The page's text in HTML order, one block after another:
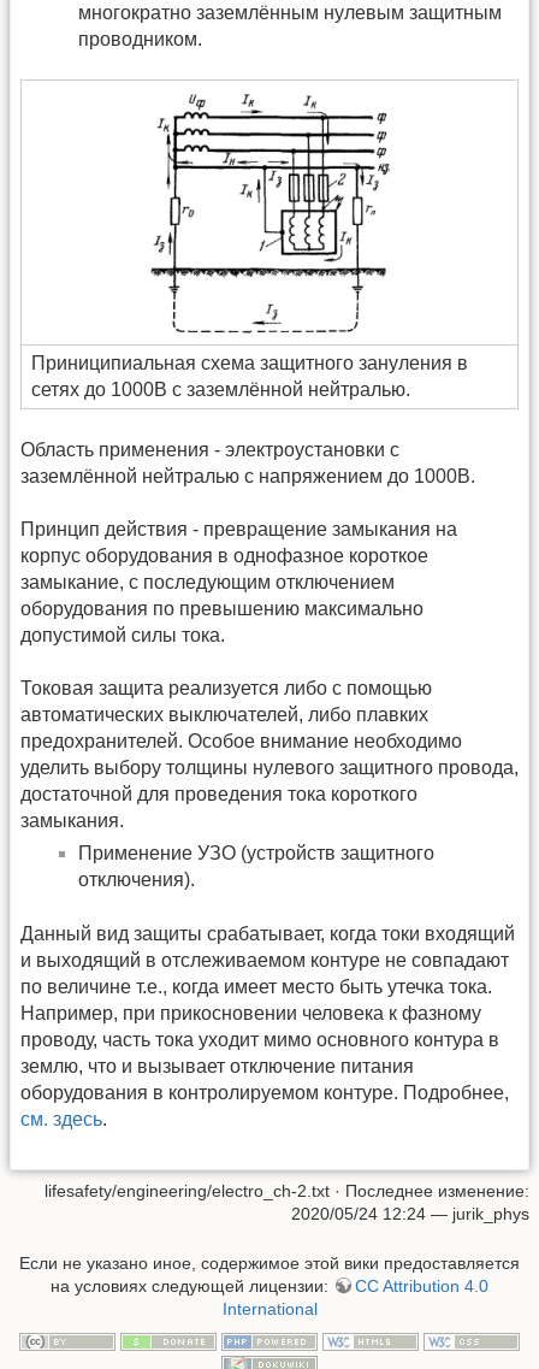
многократно заземлённым нулевым защитным
проводником.
Приниципиальная схема защитного зануления в
сетях до 1000В с заземлённой нейтралью.
Область применения - электроустановки с
заземлённой нейтралью с напряжением до 1000В.
Принцип действия - превращение замыкания на
корпус оборудования в однофазное короткое
замыкание, с последующим отключением
оборудования по превышению максимально
допустимой силы тока.
Токовая защита реализуется либо с помощью
автоматических выключателей, либо плавких
предохранителей. Особое внимание необходимо
уделить выбору толщины нулевого защитного провода,
достаточной для проведения тока короткого
замыкания.
Применение УЗО (устройств защитного
отключения).
Данный вид защиты срабатывает, когда токи входящий
и выходящий в отслеживаемом контуре не совпадают
по величине т.е., когда имеет место быть утечка тока.
Например, при прикосновении человека к фазному
проводу, часть тока уходит мимо основного контура в
землю, что и вызывает отключение питания
оборудования в контролируемом контуре. Подробнее,
см. здесь.
lifesafety/engineering/electro_ch-2.txt · Последнее изменение:
2020/05/24 12:24 — jurik_phys
Если не указано иное, содержимое этой вики предоставляется
на условиях следующей лицензии:
CC Attribution 4.0
International